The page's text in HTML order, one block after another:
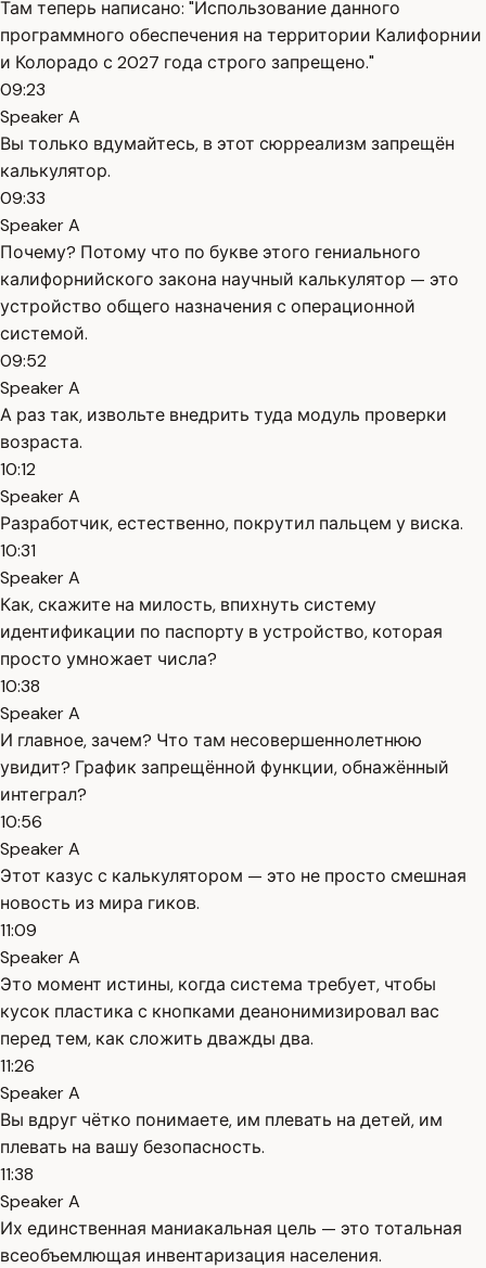
Там теперь написано: "Использование данного
программного обеспечения на территории Калифорнии
и Колорадо с 2027 года строго запрещено."
09:23
Speaker A
Вы только вдумайтесь, в этот сюрреализм запрещён
калькулятор.
09:33
Speaker A
Почему? Потому что по букве этого гениального
калифорнийского закона научный калькулятор — это
устройство общего назначения с операционной
системой.
09:52
Speaker A
А раз так, извольте внедрить туда модуль проверки
возраста.
10:12
Speaker A
Разработчик, естественно, покрутил пальцем у виска.
10:31
Speaker A
Как, скажите на милость, впихнуть систему
идентификации по паспорту в устройство, которая
просто умножает числа?
10:38
Speaker A
И главное, зачем? Что там несовершеннолетнюю
увидит? График запрещённой функции, обнажённый
интеграл?
10:56
Speaker A
Этот казус с калькулятором — это не просто смешная
новость из мира гиков.
11:09
Speaker A
Это момент истины, когда система требует, чтобы
кусок пластика с кнопками деанонимизировал вас
перед тем, как сложить дважды два.
11:26
Speaker A
Вы вдруг чётко понимаете, им плевать на детей, им
плевать на вашу безопасность.
11:38
Speaker A
Их единственная маниакальная цель — это тотальная
всеобъемлющая инвентаризация населения.